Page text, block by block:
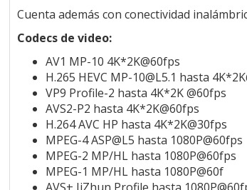
Cuenta además con conectividad
Codecs de video:
AV1 MP-10 4K*2K@60fps
H.265 HEVC MP-10@L5.1 hasta
VP9 Profile-2 hasta 4K*2K @60fps
AVS2-P2 hasta 4K*2K@60fps
H.264 AVC HP hasta 4K*2K@30fps
MPEG-4 ASP@L5 hasta 1080P@60fps
MPEG-2 MP/HL hasta 1080P@60fps
MPEG-1 MP/HL hasta 1080P@60f